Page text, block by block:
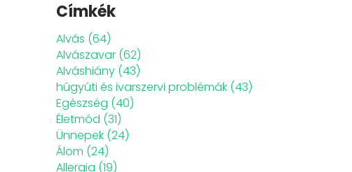
Címkék
Alvás (64)
Alvászavar (62)
Alváshiány (43)
húgyúti és ivarszervi problémák (43)
Egészség (40)
Életmód (31)
Ünnepek (24)
Álom (24)
Allergia (19)